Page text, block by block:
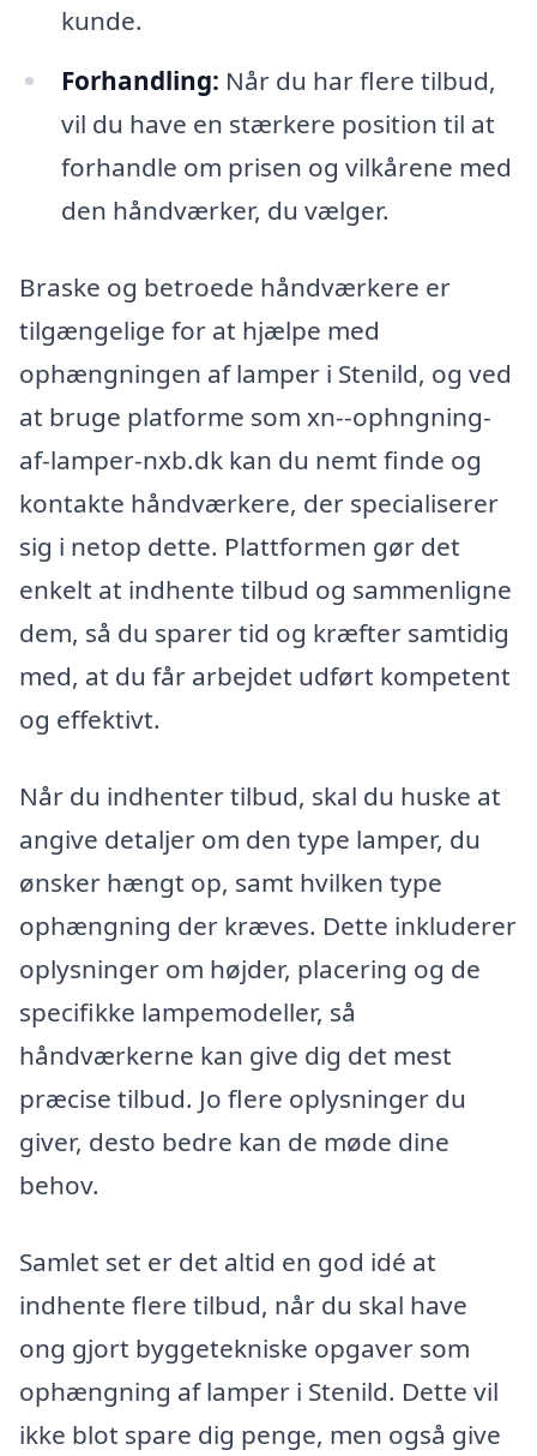
kunde.
Forhandling: Når du har flere tilbud,
vil du have en stærkere position til at
forhandle om prisen og vilkårene med
den håndværker, du vælger.
Braske og betroede håndværkere er
tilgængelige for at hjælpe med
ophængningen af lamper i Stenild, og ved
at bruge platforme som xn--ophngning-
af-lamper-nxb.dk kan du nemt finde og
kontakte håndværkere, der specialiserer
sig i netop dette. Plattformen gør det
enkelt at indhente tilbud og sammenligne
dem, så du sparer tid og kræfter samtidig
med, at du får arbejdet udført kompetent
og effektivt.
Når du indhenter tilbud, skal du huske at
angive detaljer om den type lamper, du
ønsker hængt op, samt hvilken type
ophængning der kræves. Dette inkluderer
oplysninger om højder, placering og de
specifikke lampemodeller, så
håndværkerne kan give dig det mest
præcise tilbud. Jo flere oplysninger du
giver, desto bedre kan de møde dine
behov.
Samlet set er det altid en god idé at
indhente flere tilbud, når du skal have
ong gjort byggetekniske opgaver som
ophængning af lamper i Stenild. Dette vil
ikke blot spare dig penge, men også give